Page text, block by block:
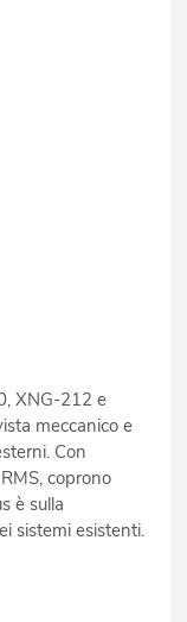
XNG-212 e
meccanico e
Con
coprono
è sulla
sistemi esistenti.